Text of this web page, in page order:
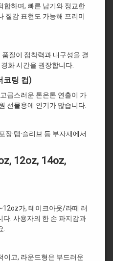
합하며, 빠른 납기와 정교한
질감 표현도 가능해 프리미
질이 접착력과 내구성을 결
화 시간을 권장합니다.
코팅 컵)
급스러운 톤온톤 연출이 가
선물용에 인기가 많습니다.
장·탭·슬리브 등 부자재에서
12oz, 14oz,
가, 테이크아웃/라떼 러
. 사용자의 한 손 파지감과
.
이고, 라운드형은 부드러운